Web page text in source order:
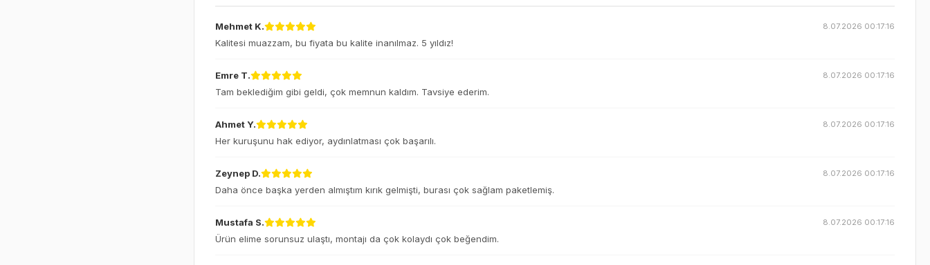
Mehmet K. 8.07.2026 00:17:16
Kalitesi muazzam, bu fiyata bu kalite inanılmaz. 5 yıldız!
Emre T. 8.07.2026 00:17:16
Tam beklediğim gibi geldi, çok memnun kaldım. Tavsiye ederim.
Ahmet Y. 8.07.2026 00:17:16
Her kuruşunu hak ediyor, aydınlatması çok başarılı.
Zeynep D. 8.07.2026 00:17:16
Daha önce başka yerden almıştım kırık gelmişti, burası çok sağlam paketlemiş.
Mustafa S. 8.07.2026 00:17:16
Ürün elime sorunsuz ulaştı, montajı da çok kolaydı çok beğendim.